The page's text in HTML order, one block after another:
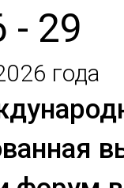
- 29
года